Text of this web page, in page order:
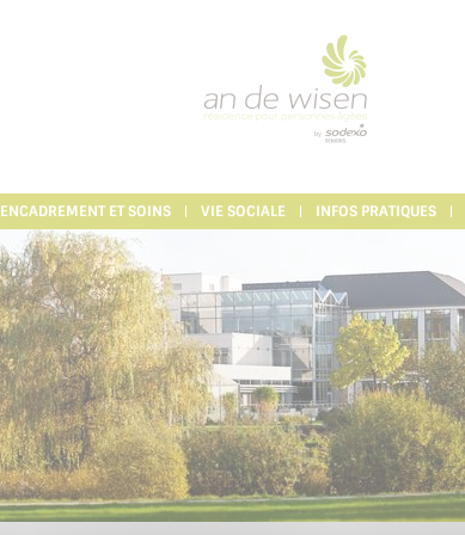
ENCADREMENT ET SOINS VIE SOCIALE INFOS PRATIQUES